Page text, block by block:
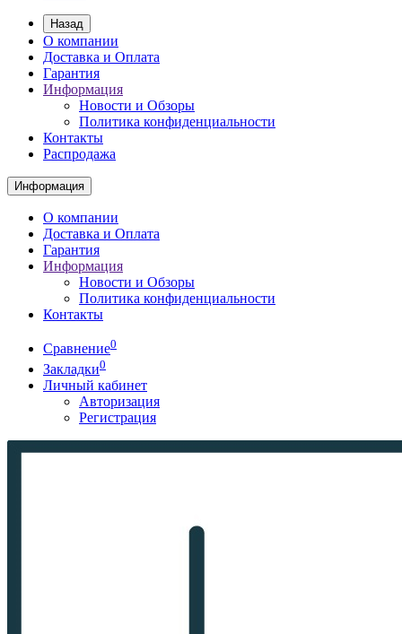
Назад
О компании
Доставка и Оплата
Гарантия
Информация
Новости и Обзоры
Политика конфиденциальности
Контакты
Распродажа
Информация
О компании
Доставка и Оплата
Гарантия
Информация
Новости и Обзоры
Политика конфиденциальности
Контакты
Сравнение0
Закладки0
Личный кабинет
Авторизация
Регистрация